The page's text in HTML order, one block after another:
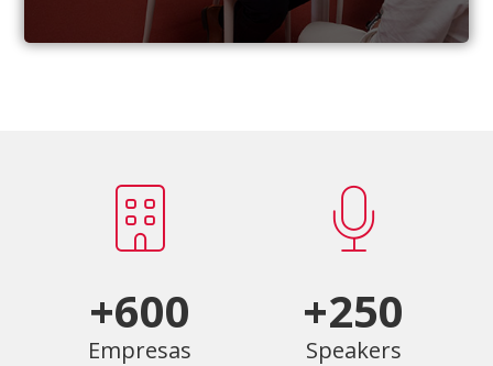
+600
Empresas
+250
Speakers